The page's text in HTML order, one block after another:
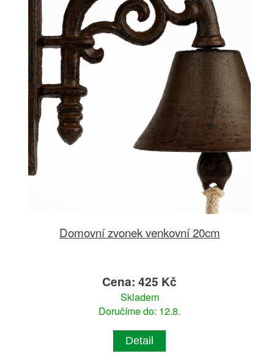
Domovní zvonek venkovní 20cm
Cena: 425 Kč
Skladem
Doručíme do: 12.8.
Detail